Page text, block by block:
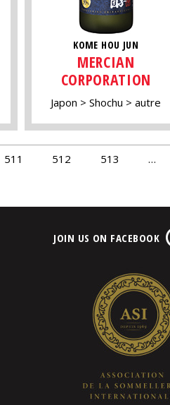
KOME HOU JUN
MERCIAN
CORPORATION
Japon Shochu autre
511 512 513
…
JOIN US ON FACEBOOK